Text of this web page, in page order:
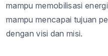
mampu memobilisasi
mampu mencapai tujuan
dengan visi dan misi.